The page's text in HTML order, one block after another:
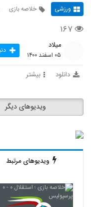
ورزشی خلاصه بازی
۱۶۷
میلاد
۰۵ اسفند ۱۴۰۰
دانلود بیشتر
ویدیوهای دیگر
ویدیوهای مرتبط